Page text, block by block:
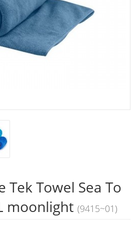
Tek Towel Sea To
moonlight (9415~01)